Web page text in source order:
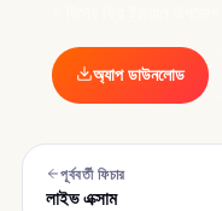
অ্যাপ ডাউনলোড
পূর্ববর্তী ফিচার
লাইভ এক্সাম